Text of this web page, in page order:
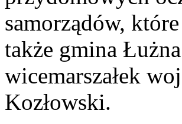
samorządów,
także gmina
wicemarszałek
Kozłowski.